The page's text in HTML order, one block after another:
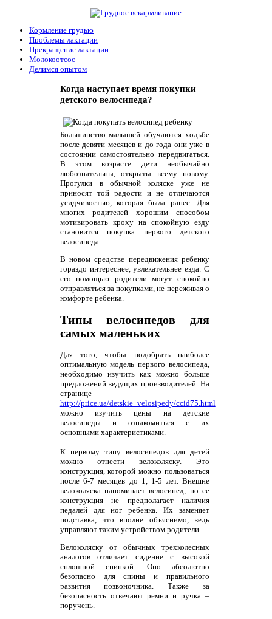
Кормление грудью
Проблемы лактации
Прекращение лактации
Молокоотсос
Делимся опытом
Когда наступает время покупки
детского велосипеда?
Большинство малышей обучаются ходьбе
после девяти месяцев и до года они уже в
состоянии самостоятельно передвигаться.
В этом возрасте дети необычайно
любознательны, открыты всему новому.
Прогулки в обычной коляске уже не
приносят той радости и не отличаются
усидчивостью, которая была ранее. Для
многих родителей хорошим способом
мотивировать кроху на спокойную езду
становится покупка первого детского
велосипеда.
В новом средстве передвижения ребенку
гораздо интереснее, увлекательнее езда. С
его помощью родители могут спокойно
отправляться за покупками, не переживая о
комфорте ребенка.
Типы велосипедов для
самых маленьких
Для того, чтобы подобрать наиболее
оптимальную модель первого велосипеда,
необходимо изучить как можно больше
предложений ведущих производителей. На
странице
http://price.ua/detskie_velosipedy/ccid75.html
можно изучить цены на детские
велосипеды и ознакомиться с их
основными характеристиками.
К первому типу велосипедов для детей
можно отнести велоколяску. Это
конструкция, которой можно пользоваться
после 6-7 месяцев до 1, 1-5 лет. Внешне
велоколяска напоминает велосипед, но ее
конструкция не предполагает наличия
педалей для ног ребенка. Их заменяет
подставка, что вполне объяснимо, ведь
управляют таким устройством родители.
Велоколяску от обычных трехколесных
аналогов отличает сидение с высокой
сплошной спинкой. Оно абсолютно
безопасно для спины и правильного
развития позвоночника. Также за
безопасность отвечают ремни и ручка –
поручень.